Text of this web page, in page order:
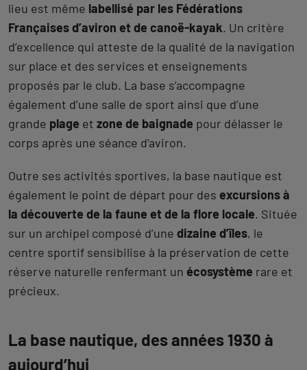
lieu est même labellisé par les Fédérations
Françaises d’aviron et de canoë-kayak. Un critère
d’excellence qui atteste de la qualité de la navigation
sur place et des services et enseignements
proposés par le club. La base s’accompagne
également d’une salle de sport ainsi que d’une
grande plage et zone de baignade pour délasser le
corps après une séance d’aviron.
Outre ses activités sportives, la base nautique est
également le point de départ pour des excursions à
la découverte de la faune et de la flore locale. Située
sur un archipel composé d’une dizaine d’îles, le
centre sportif sensibilise à la préservation de cette
réserve naturelle renfermant un écosystème rare et
précieux.
La base nautique, des années 1930 à
aujourd’hui